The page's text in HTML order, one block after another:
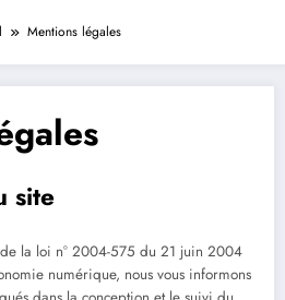
Mentions légales
site
la loi n° 2004-575 du 21 juin 2004
numérique, nous vous informons